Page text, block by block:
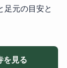
足元の目安と
を見る